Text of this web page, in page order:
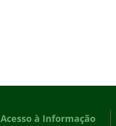
Acesso à Informação